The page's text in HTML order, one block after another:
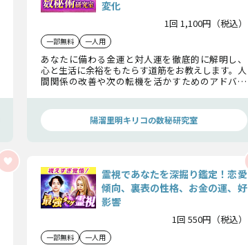
変化
1回 1,100円（税込）
一部無料 一人用
あなたに備わる金運と対人運を徹底的に解明し、
心と生活に余裕をもたらす道筋をお教えします。人
間関係の改善や次の転機を活かすためのアドバイ
陽溜里明キリコの数秘研究室
霊視であなたを深掘り鑑定！恋愛
傾向、裏表の性格、お金の運、好
影響
1回 550円（税込）
一部無料 一人用